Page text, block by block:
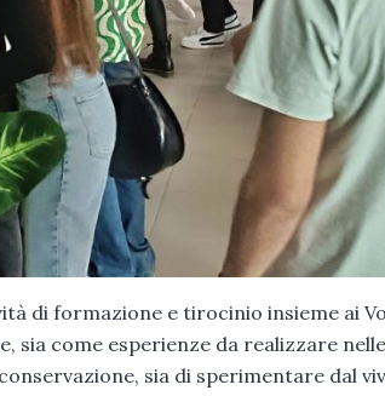
di formazione e tirocinio insieme ai
sia come esperienze da realizzare
sia di sperimentare dal